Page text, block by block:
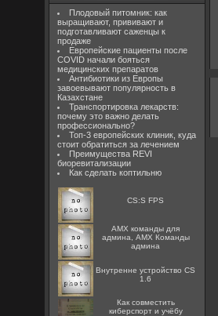
Плодовый питомник: как
выращивают, прививают и
подготавливают саженцы к
продаже
Европейские пациенты после
COVID начали бояться
медицинских препаратов
Антибиотики из Европы
завоевывают популярность в
Казахстане
Транспортировка лекарств:
почему это важно делать
профессионально?
Топ-3 европейских клиник, куда
стоит обратиться за лечением
Преимущества REVI
биоревитализации
Как сделать коптильню
CS:S FPS
AMX команды для
админа, AMX Команды
админа
Внутренне устройство CS
1.6
Как совместить
киберспорт и учёбу